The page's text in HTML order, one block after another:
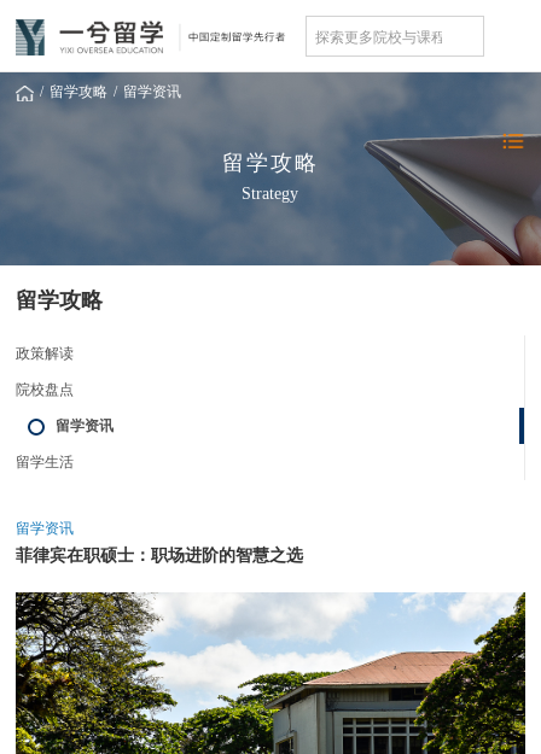
/ 留学攻略 / 留学资讯
留学攻略
Strategy
留学攻略
政策解读
院校盘点
留学资讯
留学生活
留学资讯
菲律宾在职硕士：职场进阶的智慧之选